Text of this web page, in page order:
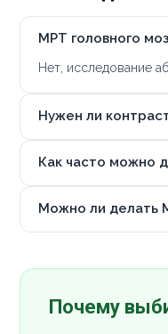
МРТ головного
Нет, исследование
Нужен ли
Как часто можно
Можно ли делать
Почему